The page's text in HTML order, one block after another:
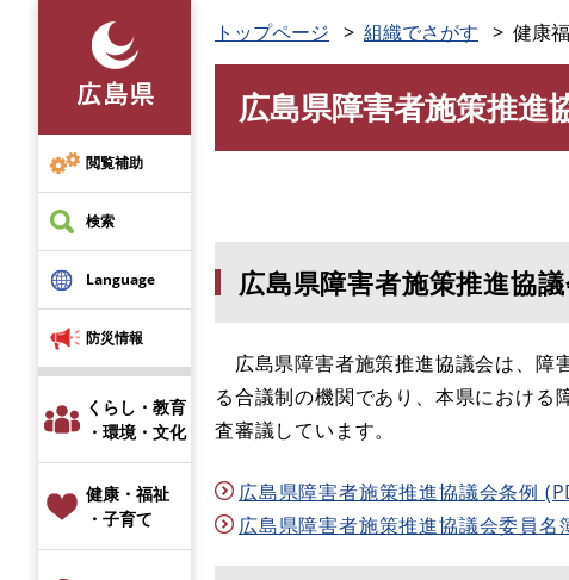
先
頭
で
す
閲覧補助
検索
Language
防災情報
くらし・教育
・環境・文化
健康・福祉
・子育て
トップページ 組織でさがす 健康
広島県障害者施策推進
広島県障害者施策推進協
広島県障害者施策推進協議会は、障
る合議制の機関であり、本県における
査審議しています。
広島県障害者施策推進協議会条例
広島県障害者施策推進協議会委員名